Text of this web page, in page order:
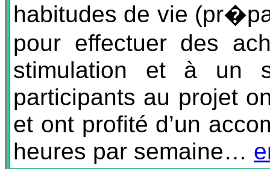
habitudes de vie
pour effectuer des
stimulation et à un
participants au projet
et ont profité d’un
heures par semaine…